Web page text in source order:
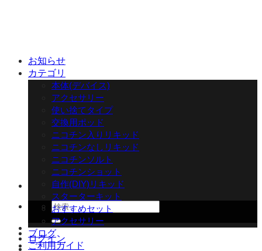
検
索
対
象:
ログイン
お知らせ
カテゴリ
本体(デバイス)
アクセサリー
使い捨てタイプ
交換用ポッド
ニコチン入りリキッド
ニコチンなしリキッド
ニコチンソルト
ニコチンショット
自作(DIY)リキッド
スターターキット
おすすめセット
アクセサリー
ブログ
ご利用ガイド